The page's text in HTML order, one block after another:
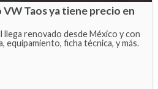
Taos ya tiene precio en
llega renovado desde México y con
equipamiento, ficha técnica, y más.